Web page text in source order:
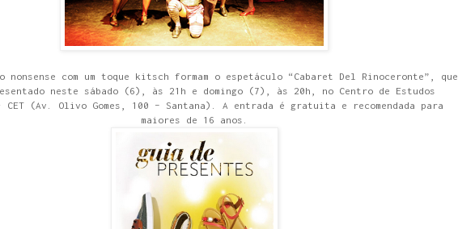
nonsense com um toque kitsch formam o espetáculo “Cabaret Del Rinoceronte”, que
neste sábado (6), às 21h e domingo (7), às 20h, no Centro de Estudos
(Av. Olivo Gomes, 100 – Santana). A entrada é gratuita e recomendada para
maiores de 16 anos.